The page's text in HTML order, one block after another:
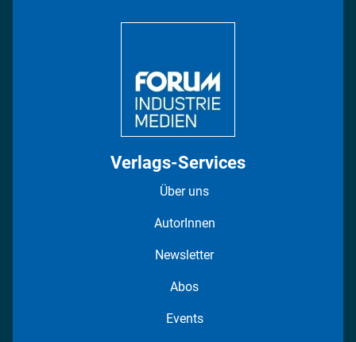
Verlags-Services
Über uns
AutorInnen
Newsletter
Abos
Events